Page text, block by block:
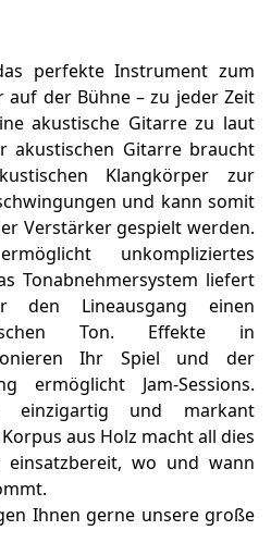
perfekte Instrument zum
auf der Bühne – zu jeder Zeit
akustische Gitarre zu laut
akustischen Gitarre braucht
Klangkörper zur
und kann somit
Verstärker gespielt werden.
unkompliziertes
Tonabnehmersystem liefert
den Lineausgang einen
Ton. Effekte in
Ihr Spiel und der
ermöglicht Jam-Sessions.
einzigartig und markant
aus Holz macht all dies
wo und wann
Ihnen gerne unsere große